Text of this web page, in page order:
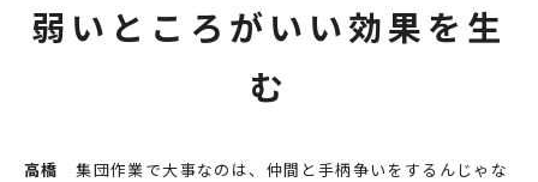
弱いところがいい効果を⽣
む
⾼橋 集団作業で⼤事なのは、仲間と⼿柄争いをするんじゃな